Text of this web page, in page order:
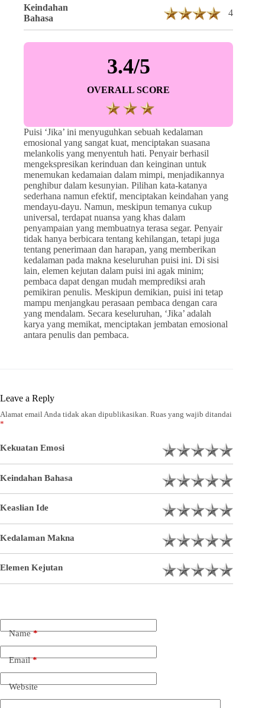
Keindahan
Bahasa
4
3.4/5
OVERALL SCORE
Puisi ‘Jika’ ini menyuguhkan sebuah kedalaman
emosional yang sangat kuat, menciptakan suasana
melankolis yang menyentuh hati. Penyair berhasil
mengekspresikan kerinduan dan keinginan untuk
menemukan kedamaian dalam mimpi, menjadikannya
penghibur dalam kesunyian. Pilihan kata-katanya
sederhana namun efektif, menciptakan keindahan yang
mendayu-dayu. Namun, meskipun temanya cukup
universal, terdapat nuansa yang khas dalam
penyampaian yang membuatnya terasa segar. Penyair
tidak hanya berbicara tentang kehilangan, tetapi juga
tentang penerimaan dan harapan, yang memberikan
kedalaman pada makna keseluruhan puisi ini. Di sisi
lain, elemen kejutan dalam puisi ini agak minim;
pembaca dapat dengan mudah memprediksi arah
pemikiran penulis. Meskipun demikian, puisi ini tetap
mampu menjangkau perasaan pembaca dengan cara
yang mendalam. Secara keseluruhan, ‘Jika’ adalah
karya yang memikat, menciptakan jembatan emosional
antara penulis dan pembaca.
Leave a Reply
Alamat email Anda tidak akan dipublikasikan. Ruas yang wajib ditandai
*
Kekuatan Emosi
Keindahan Bahasa
Keaslian Ide
Kedalaman Makna
Elemen Kejutan
Name*
Email*
Website